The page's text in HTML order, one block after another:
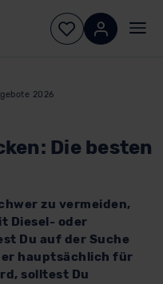
2026
Die besten
zu vermeiden,
Diesel- oder
Du auf der Suche
hauptsächlich für
solltest Du